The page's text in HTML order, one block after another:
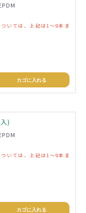
いては、上記は1～9本ま
カゴに入れる
)
いては、上記は1～9本ま
カゴに入れる